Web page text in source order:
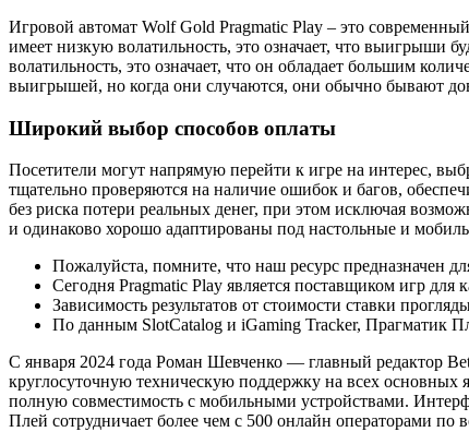
Игровой автомат Wolf Gold Pragmatic Play – это
имеет низкую волатильность, это означает, что выигрыши
волатильность, это означает, что он обладает большим
выигрышей, но когда они случаются, они обычно бывают
Широкий выбор способов оплаты
Посетители могут напрямую перейти к игре на интерес,
тщательно проверяются на наличие ошибок и багов,
без риска потери реальных денег, при этом исключая
и одинаково хорошо адаптированы под настольные и
Пожалуйста, помните, что наш ресурс предназначен
Сегодня Pragmatic Play является поставщиком игр
Зависимость результатов от стоимости ставки
По данным SlotCatalog и iGaming Tracker, Прагматик
С января 2024 года Роман Шевченко — главный редактор
круглосуточную техническую поддержку на всех основных
полную совместимость с мобильными устройствами.
Плей сотрудничает более чем с 500 онлайн операторами по